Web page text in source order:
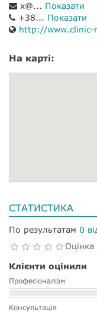
x@... Показати
+38... Показати
http://www.clinic-
На карті:
СТАТИСТИКА
По результатам 0
Клієнти оцінили
Професіоналізм
Консультація